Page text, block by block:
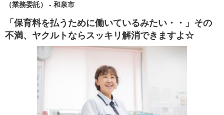
（業務委託） - 和泉市
「保育料を払うために働いているみたい・・」その
不満、ヤクルトならスッキリ解消できますよ☆